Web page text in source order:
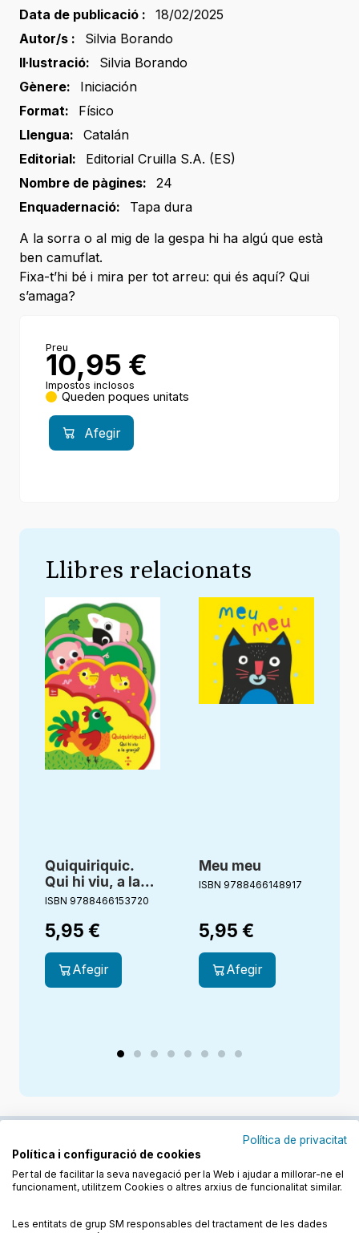
Data de publicació :
18/02/2025
Autor/s :
Silvia Borando
Il·lustració:
Silvia Borando
Gènere:
Iniciación
Format:
Físico
Llengua:
Catalán
Editorial:
Editorial Cruilla S.A. (ES)
Nombre de pàgines:
24
Enquadernació:
Tapa dura
A la sorra o al mig de la gespa hi ha algú que està
ben camuflat.
Fixa-t’hi bé i mira per tot arreu: qui és aquí? Qui
s’amaga?
Preu
10,95 €
Impostos inclosos
Queden poques unitats
Afegir
Llibres relacionats
Quiquiriquic.
Qui hi viu, a la
granja?
ISBN 9788466153720
5,95 €
Afegir
Meu meu
ISBN 9788466148917
5,95 €
Afegir
Descobreix els llibres a les llengües cooficials
Política de privacitat
Política i configuració de cookies
Per tal de facilitar la seva navegació per la Web i ajudar a millorar-ne el
funcionament, utilitzem Cookies o altres arxius de funcionalitat similar.
Les entitats de grup SM responsables del tractament de les dades